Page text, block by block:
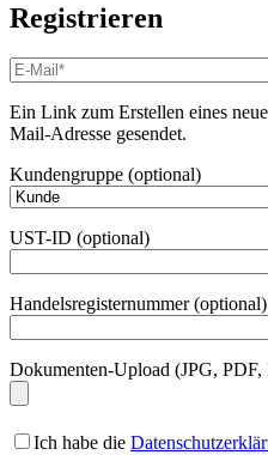
Registrieren
E-
Mail-
Adresse*
Erforderlich
Ein Link zum Erstellen eines
Mail-Adresse gesendet.
Kundengruppe (optional)
UST-ID (optional)
Handelsregisternummer(optional)
Dokumenten-Upload (JPG,
Ich habe die